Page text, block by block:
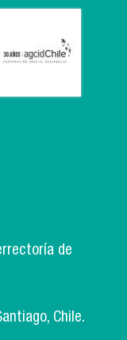
de
Chile.